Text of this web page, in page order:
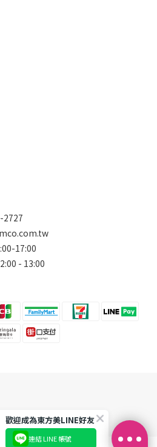
2727
17:00
- 13:00
美企業股份有限公司
歡迎成為東方美LINE好友
連結 LINE 帳號